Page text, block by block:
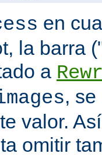
en
la barra
a
,
valor.
omitir